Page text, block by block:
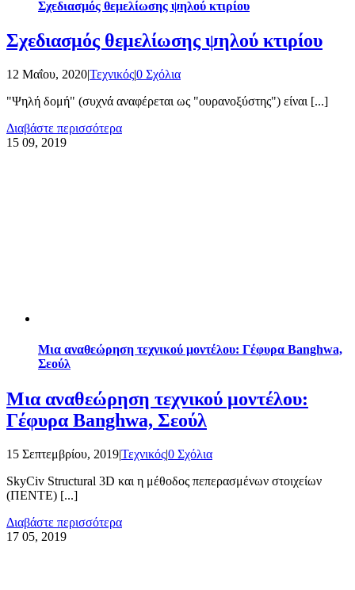
Σχεδιασμός θεμελίωσης ψηλού κτιρίου
Σχεδιασμός θεμελίωσης ψηλού κτιρίου
12 Μαΐου, 2020|Τεχνικός|0 Σχόλια
"Ψηλή δομή" (συχνά αναφέρεται ως "ουρανοξύστης") είναι [...]
Διαβάστε περισσότερα
15 09, 2019
Μια αναθεώρηση τεχνικού μοντέλου: Γέφυρα Banghwa,
Σεούλ
Μια αναθεώρηση τεχνικού μοντέλου:
Γέφυρα Banghwa, Σεούλ
15 Σεπτεμβρίου, 2019|Τεχνικός|0 Σχόλια
SkyCiv Structural 3D και η μέθοδος πεπερασμένων στοιχείων
(ΠΕΝΤΕ) [...]
Διαβάστε περισσότερα
17 05, 2019